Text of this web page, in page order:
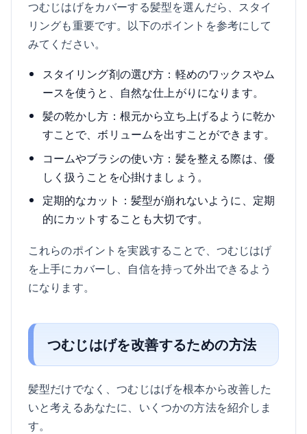
つむじはげをカバーする髪型を選んだら、スタイ
リングも重要です。以下のポイントを参考にして
みてください。
スタイリング剤の選び方：軽めのワックスやム
ースを使うと、自然な仕上がりになります。
髪の乾かし方：根元から立ち上げるように乾か
すことで、ボリュームを出すことができます。
コームやブラシの使い方：髪を整える際は、優
しく扱うことを心掛けましょう。
定期的なカット：髪型が崩れないように、定期
的にカットすることも大切です。
これらのポイントを実践することで、つむじはげ
を上手にカバーし、自信を持って外出できるよう
になります。
つむじはげを改善するための方法
髪型だけでなく、つむじはげを根本から改善した
いと考えるあなたに、いくつかの方法を紹介しま
す。